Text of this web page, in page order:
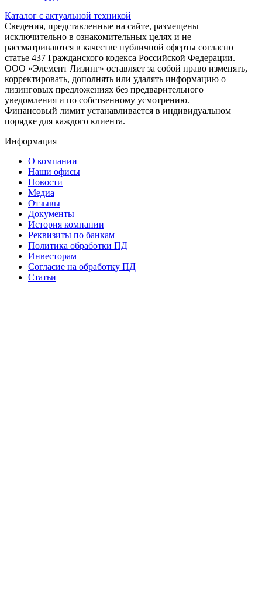
Каталог с актуальной техникой
Сведения, представленные на сайте, размещены
исключительно в ознакомительных целях и не
рассматриваются в качестве публичной оферты согласно
статье 437 Гражданского кодекса Российской Федерации.
ООО «Элемент Лизинг» оставляет за собой право изменять,
корректировать, дополнять или удалять информацию о
лизинговых предложениях без предварительного
уведомления и по собственному усмотрению.
Финансовый лимит устанавливается в индивидуальном
порядке для каждого клиента.
Информация
О компании
Наши офисы
Новости
Медиа
Отзывы
Документы
История компании
Реквизиты по банкам
Политика обработки ПД
Инвесторам
Согласие на обработку ПД
Статьи